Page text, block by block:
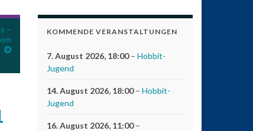
–
KOMMENDE VERANSTALTUNGEN
7. August 2026, 18:00– Hobbit-
Jugend
14. August 2026, 18:00– Hobbit-
Jugend
16. August 2026, 11:00–